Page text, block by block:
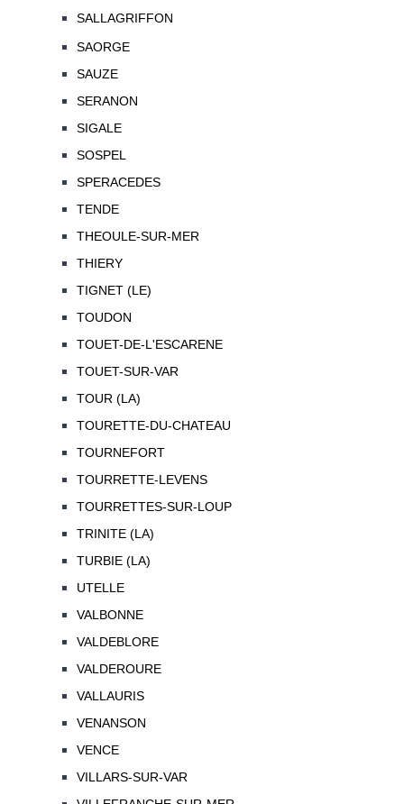
SALLAGRIFFON
SAORGE
SAUZE
SERANON
SIGALE
SOSPEL
SPERACEDES
TENDE
THEOULE-SUR-MER
THIERY
TIGNET (LE)
TOUDON
TOUET-DE-L'ESCARENE
TOUET-SUR-VAR
TOUR (LA)
TOURETTE-DU-CHATEAU
TOURNEFORT
TOURRETTE-LEVENS
TOURRETTES-SUR-LOUP
TRINITE (LA)
TURBIE (LA)
UTELLE
VALBONNE
VALDEBLORE
VALDEROURE
VALLAURIS
VENANSON
VENCE
VILLARS-SUR-VAR